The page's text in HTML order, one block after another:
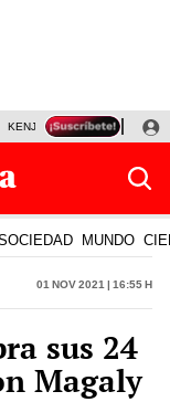
KENJI FUJIMORI
MUNDO
01 Nov 2021 | 16:55 h
sus 24
Magaly